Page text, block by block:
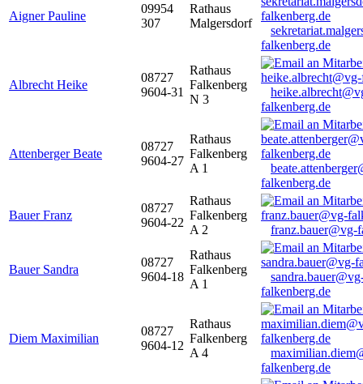
Aigner Pauline
09954
307
Rathaus
Malgersdorf
falkenberg.de
Albrecht Heike
08727
9604-31
Rathaus
Falkenberg
N 3
falkenberg.de
Attenberger Beate
08727
9604-27
Rathaus
Falkenberg
A 1
falkenberg.de
Bauer Franz
08727
9604-22
Rathaus
Falkenberg
A 2
franz.bauer@vg-
Bauer Sandra
08727
9604-18
Rathaus
Falkenberg
A 1
falkenberg.de
Diem Maximilian
08727
9604-12
Rathaus
Falkenberg
A 4
falkenberg.de